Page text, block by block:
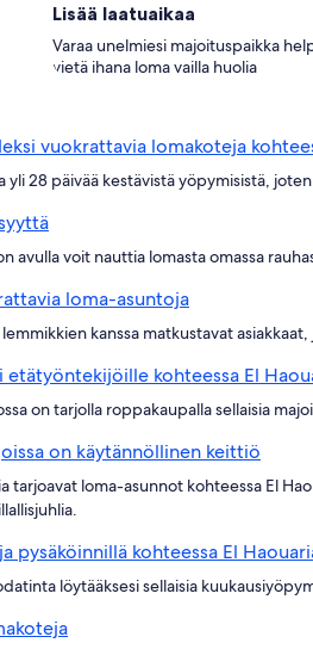
Lisää laatuaikaa
Varaa unelmiesi majoituspaikka
vietä ihana loma vailla huolia
vuokrattavia lomakoteja
28 päivää kestävistä yöpymisistä,
avulla voit nauttia lomasta omassa
loma-asuntoja
kanssa matkustavat
kohteessa El
on tarjolla roppakaupalla sellaisia
on käytännöllinen keittiö
tarjoavat loma-asunnot kohteessa El
pysäköinnillä kohteessa El
löytääksesi sellaisia